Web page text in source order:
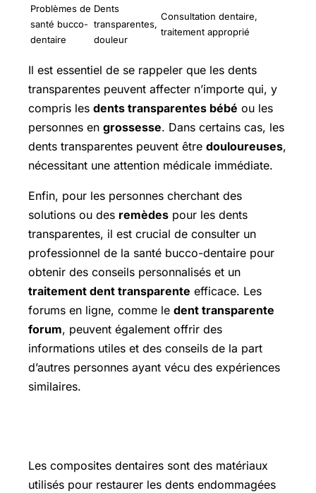
Problèmes de
santé bucco-
dentaire
Dents
transparentes,
douleur
Consultation dentaire,
traitement approprié
Il est essentiel de se rappeler que les dents
transparentes peuvent affecter n’importe qui, y
compris les dents transparentes bébé ou les
personnes en grossesse. Dans certains cas, les
dents transparentes peuvent être douloureuses,
nécessitant une attention médicale immédiate.
Enfin, pour les personnes cherchant des
solutions ou des remèdes pour les dents
transparentes, il est crucial de consulter un
professionnel de la santé bucco-dentaire pour
obtenir des conseils personnalisés et un
traitement dent transparente efficace. Les
forums en ligne, comme le dent transparente
forum, peuvent également offrir des
informations utiles et des conseils de la part
d’autres personnes ayant vécu des expériences
similaires.
Les composites dentaires sont des matériaux
utilisés pour restaurer les dents endommagées